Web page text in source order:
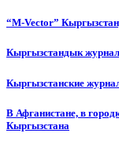
“М-Vector”
Кыргызстандык
Кыргызстанские
В Афганистане, в
Кыргызстана